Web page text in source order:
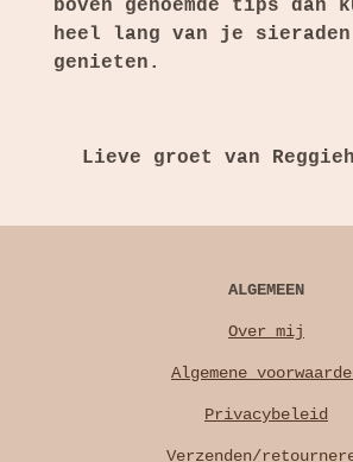
boven genoemde tips dan
heel lang van je sieraden
genieten.
Lieve groet van
ALGEMEEN
Over mij
Algemene
Privacybeleid
Verzenden/